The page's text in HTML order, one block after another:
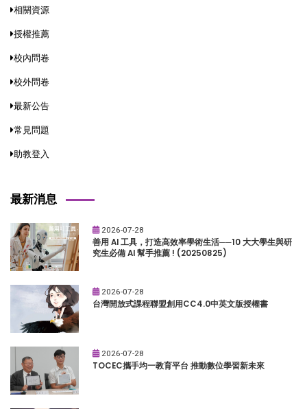
相關資源
授權推薦
校內問卷
校外問卷
最新公告
常見問題
助教登入
最新消息
2026-07-28
善用 AI 工具，打造高效率學術生活──10 大大學生與研
究生必備 AI 幫手推薦 ! (20250825)
2026-07-28
台灣開放式課程聯盟創用CC4.0中英文版授權書
2026-07-28
TOCEC攜手均一教育平台 推動數位學習新未來